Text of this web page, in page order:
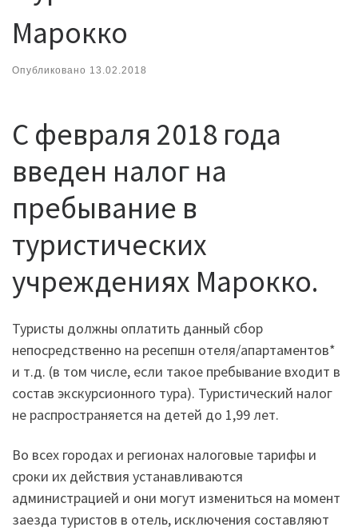
Марокко
Опубликовано 13.02.2018
С февраля 2018 года
введен налог на
пребывание в
туристических
учреждениях Марокко.
Туристы должны оплатить данный сбор
непосредственно на ресепшн отеля/апартаментов*
и т.д. (в том числе, если такое пребывание входит в
состав экскурсионного тура). Туристический налог
не распространяется на детей до 1,99 лет.
Во всех городах и регионах налоговые тарифы и
сроки их действия устанавливаются
администрацией и они могут измениться на момент
заезда туристов в отель, исключения составляют